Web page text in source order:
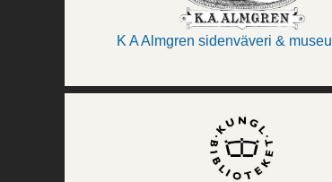
K A Almgren sidenväveri &